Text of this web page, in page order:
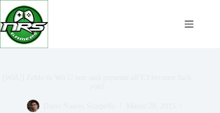
Salta
contenuto